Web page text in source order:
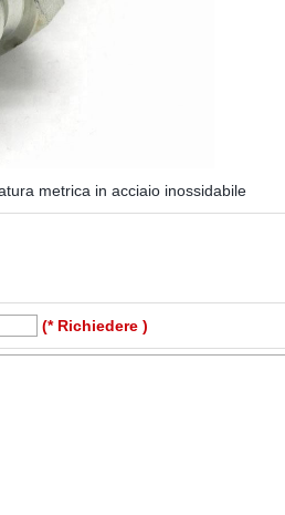
metrica in acciaio inossidabile
(* Richiedere )